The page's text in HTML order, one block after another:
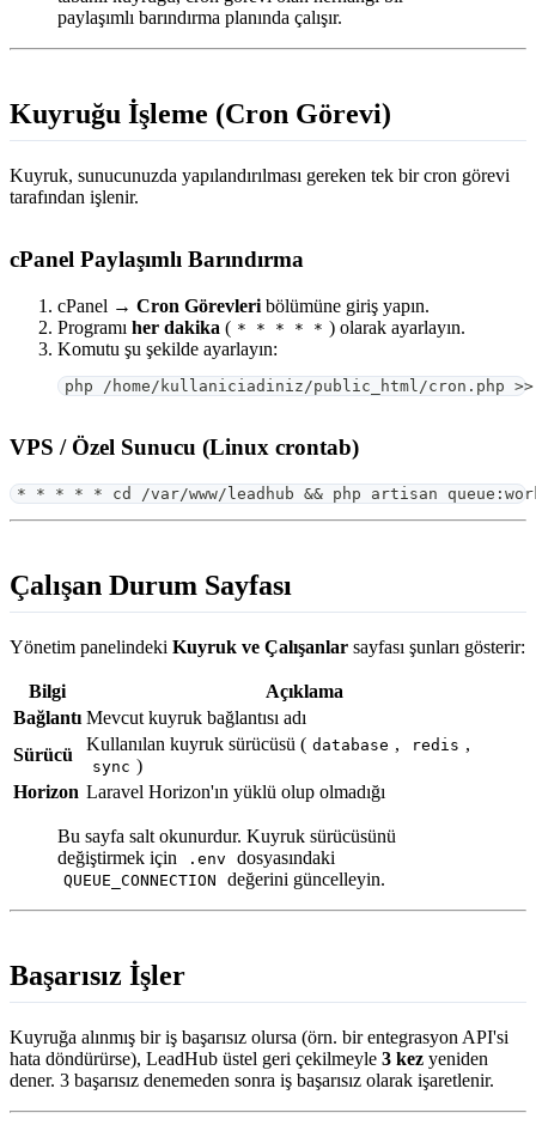
paylaşımlı barındırma planında çalışır.
Kuyruğu İşleme (Cron Görevi)
Kuyruk, sunucunuzda yapılandırılması gereken tek bir cron görevi
tarafından işlenir.
cPanel Paylaşımlı Barındırma
cPanel → Cron Görevleri bölümüne giriş yapın.
Programı her dakika ( * * * * * ) olarak ayarlayın.
Komutu şu şekilde ayarlayın:
php /home/kullaniciadiniz/public_html/cron.php
VPS / Özel Sunucu (Linux crontab)
* * * * * cd /var/www/leadhub && php artisan
Çalışan Durum Sayfası
Yönetim panelindeki Kuyruk ve Çalışanlar sayfası şunları gösterir:
Bilgi
Açıklama
Bağlantı Mevcut kuyruk bağlantısı adı
Sürücü
Kullanılan kuyruk sürücüsü ( database , redis ,
sync )
Horizon Laravel Horizon'ın yüklü olup olmadığı
Bu sayfa salt okunurdur. Kuyruk sürücüsünü
değiştirmek için
.env dosyasındaki
QUEUE_CONNECTION değerini güncelleyin.
Başarısız İşler
Kuyruğa alınmış bir iş başarısız olursa (örn. bir entegrasyon API'si
hata döndürürse), LeadHub üstel geri çekilmeyle 3 kez yeniden
dener. 3 başarısız denemeden sonra iş başarısız olarak işaretlenir.